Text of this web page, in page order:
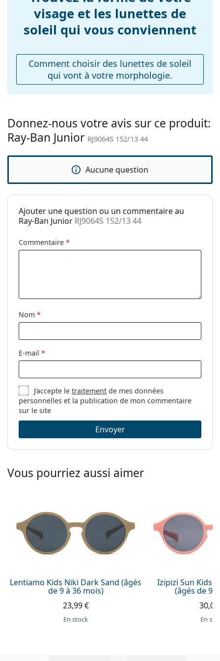
Largeur du pont:
19 mm
Poids:
44 g
ajustables:
Accessoires
Étui:
Non
nettoyage:
Autres
Lunettes de soleil
Marque:
Ray-Ban
Code:
RJ9064S 152/13 44
correction:
visage et les lunettes de
soleil qui vous conviennent
Comment choisir des lunettes de soleil
qui vont à votre morphologie.
Donnez-nous votre avis sur ce produit:
Ray-Ban Junior RJ9064S 152/13 44
Aucune question
Ajouter une question ou un commentaire au
Ray-Ban Junior RJ9064S 152/13 44
Commentaire *
Nom *
E-mail *
J’accepte letraitement de mes données
personnelles et la publication de mon commentaire
sur le site
Envoyer
Vous pourriez aussi aimer
Lentiamo Kids Niki Dark Sand (âgés
de 9 à 36 mois)
23,99 €
en stock
Izipizi Sun Kids
(âgés de 9
en